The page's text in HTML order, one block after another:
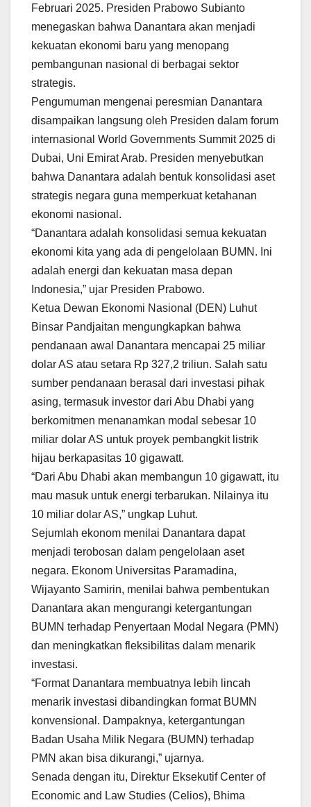
Februari 2025. Presiden Prabowo Subianto
menegaskan bahwa Danantara akan menjadi
kekuatan ekonomi baru yang menopang
pembangunan nasional di berbagai sektor
strategis.
Pengumuman mengenai peresmian Danantara
disampaikan langsung oleh Presiden dalam forum
internasional World Governments Summit 2025 di
Dubai, Uni Emirat Arab. Presiden menyebutkan
bahwa Danantara adalah bentuk konsolidasi aset
strategis negara guna memperkuat ketahanan
ekonomi nasional.
“Danantara adalah konsolidasi semua kekuatan
ekonomi kita yang ada di pengelolaan BUMN. Ini
adalah energi dan kekuatan masa depan
Indonesia,” ujar Presiden Prabowo.
Ketua Dewan Ekonomi Nasional (DEN) Luhut
Binsar Pandjaitan mengungkapkan bahwa
pendanaan awal Danantara mencapai 25 miliar
dolar AS atau setara Rp 327,2 triliun. Salah satu
sumber pendanaan berasal dari investasi pihak
asing, termasuk investor dari Abu Dhabi yang
berkomitmen menanamkan modal sebesar 10
miliar dolar AS untuk proyek pembangkit listrik
hijau berkapasitas 10 gigawatt.
“Dari Abu Dhabi akan membangun 10 gigawatt, itu
mau masuk untuk energi terbarukan. Nilainya itu
10 miliar dolar AS,” ungkap Luhut.
Sejumlah ekonom menilai Danantara dapat
menjadi terobosan dalam pengelolaan aset
negara. Ekonom Universitas Paramadina,
Wijayanto Samirin, menilai bahwa pembentukan
Danantara akan mengurangi ketergantungan
BUMN terhadap Penyertaan Modal Negara (PMN)
dan meningkatkan fleksibilitas dalam menarik
investasi.
“Format Danantara membuatnya lebih lincah
menarik investasi dibandingkan format BUMN
konvensional. Dampaknya, ketergantungan
Badan Usaha Milik Negara (BUMN) terhadap
PMN akan bisa dikurangi,” ujarnya.
Senada dengan itu, Direktur Eksekutif Center of
Economic and Law Studies (Celios), Bhima